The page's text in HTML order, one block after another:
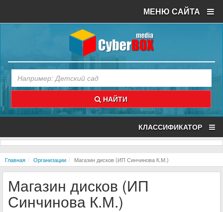
МЕНЮ САЙТА
НАЙТИ
КЛАССИФИКАТОР
Главная Организации Магазин дисков (ИП Синчинова К.М.)
Магазин дисков (ИП
Синчинова К.М.)